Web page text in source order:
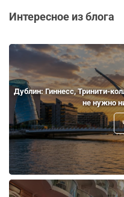
Интересное из блога
Дублин: Гиннесс, Тринити-
не нужно